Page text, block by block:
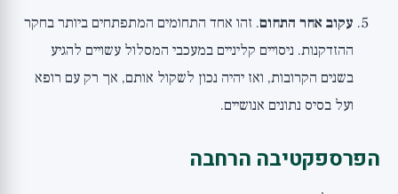
עקוב אחר התחום. זהו אחד התחומים המתפתחים ביותר בחקר
ההזדקנות. ניסויים קליניים במעכבי המסלול עשויים להגיע
בשנים הקרובות, ואז יהיה נכון לשקול אותם, אך רק עם רופא
ועל בסיס נתונים אנושיים.
הפרספקטיבה הרחבה